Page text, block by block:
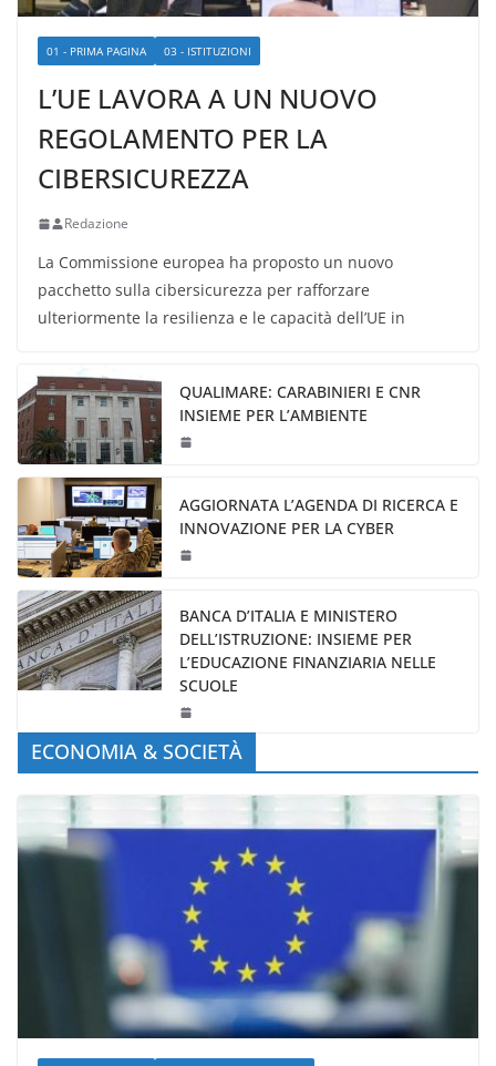
01 - PRIMA PAGINA 03 - ISTITUZIONI
L’UE LAVORA A UN NUOVO
REGOLAMENTO PER LA
CIBERSICUREZZA
Redazione
La Commissione europea ha proposto un nuovo
pacchetto sulla cibersicurezza per rafforzare
ulteriormente la resilienza e le capacità dell’UE in
QUALIMARE: CARABINIERI E CNR
INSIEME PER L’AMBIENTE
AGGIORNATA L’AGENDA DI RICERCA E
INNOVAZIONE PER LA CYBER
BANCA D’ITALIA E MINISTERO
DELL’ISTRUZIONE: INSIEME PER
L’EDUCAZIONE FINANZIARIA NELLE
SCUOLE
ECONOMIA & SOCIETÀ